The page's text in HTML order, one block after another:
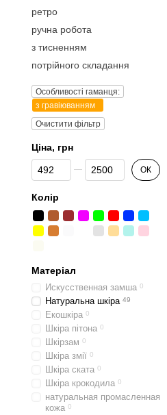
ретро
ручна робота
з тисненням
потрійного складання
Особливості гаманця:
з гравіюванням
Очистити фільтр
Ціна, грн
Від Ціна, грн
До Ціна, грн ОК
Колір
Матеріал
Искусственная замша 0
Натуральна шкіра 49
Екошкіра 0
Шкіра пітона 0
Шкірзам 0
Шкіра змії 0
Шкіра ската 0
Шкіра крокодила 0
натуральная промасленная
кожа 0